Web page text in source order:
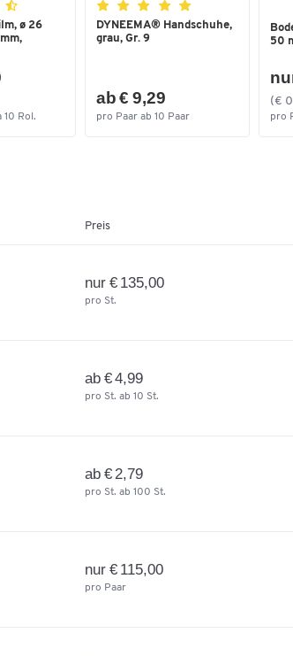
manuell
blau, rot, silber
ø 26
10 Rol.
DYNEEMA® Handschuhe,
grau, Gr. 9
ab € 9,29
pro Paar ab 10 Paar
50
(€
pro
Preis
nur € 135,00
pro St.
ab € 4,99
pro St. ab 10 St.
ab € 2,79
pro St. ab 100 St.
nur € 115,00
pro Paar